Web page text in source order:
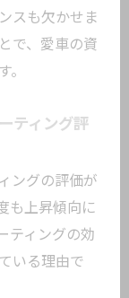
ングの効
いを徹底
るメリッ
グの選び
スも欠かせま
で、愛車の資
ティング評
ングの評価が
も上昇傾向に
ティングの効
いる理由で